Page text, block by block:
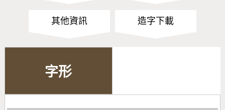
其他資訊 造字下載
字形